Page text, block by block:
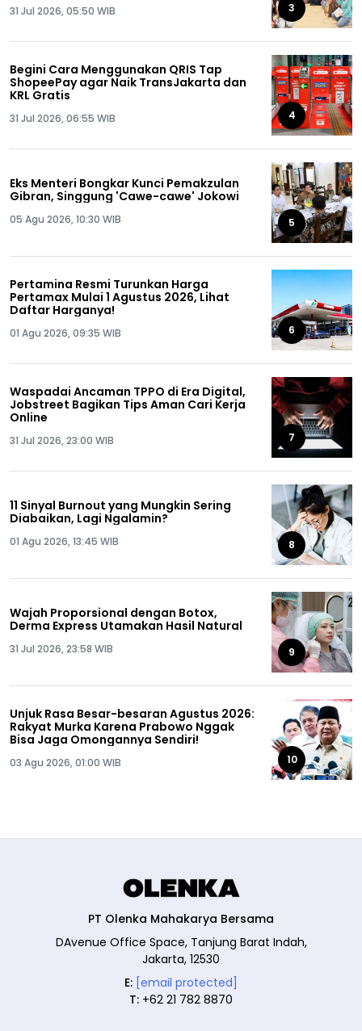
31 Jul 2026, 05:50 WIB 3
Begini Cara Menggunakan QRIS Tap
ShopeePay agar Naik TransJakarta dan
KRL Gratis
31 Jul 2026, 06:55 WIB 4
Eks Menteri Bongkar Kunci Pemakzulan
Gibran, Singgung 'Cawe-cawe' Jokowi
05 Agu 2026, 10:30 WIB 5
Pertamina Resmi Turunkan Harga
Pertamax Mulai 1 Agustus 2026, Lihat
Daftar Harganya!
01 Agu 2026, 09:35 WIB 6
Waspadai Ancaman TPPO di Era Digital,
Jobstreet Bagikan Tips Aman Cari Kerja
Online
31 Jul 2026, 23:00 WIB 7
11 Sinyal Burnout yang Mungkin Sering
Diabaikan, Lagi Ngalamin?
01 Agu 2026, 13:45 WIB 8
Wajah Proporsional dengan Botox,
Derma Express Utamakan Hasil Natural
31 Jul 2026, 23:58 WIB 9
Unjuk Rasa Besar-besaran Agustus 2026:
Rakyat Murka Karena Prabowo Nggak
Bisa Jaga Omongannya Sendiri!
03 Agu 2026, 01:00 WIB 10
PT Olenka Mahakarya Bersama
DAvenue Office Space, Tanjung Barat Indah,
Jakarta, 12530
E: [email protected]
T: +62 21 782 8870